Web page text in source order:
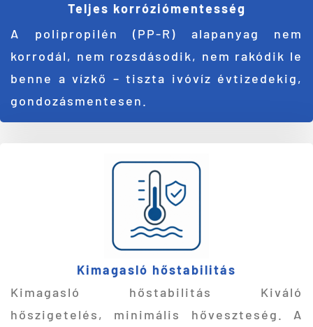
Teljes korróziómentesség
A polipropilén (PP-R) alapanyag nem
korrodál, nem rozsdásodik, nem rakódik le
benne a vízkő – tiszta ivóvíz évtizedekig,
gondozásmentesen.
Kimagasló hőstabilitás
Kimagasló hőstabilitás Kiváló
hőszigetelés, minimális hőveszteség. A